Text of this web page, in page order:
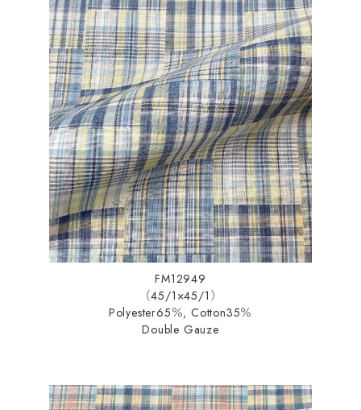
FM12949
（45/1×45/1）
Polyester65％, Cotton35％
Double Gauze